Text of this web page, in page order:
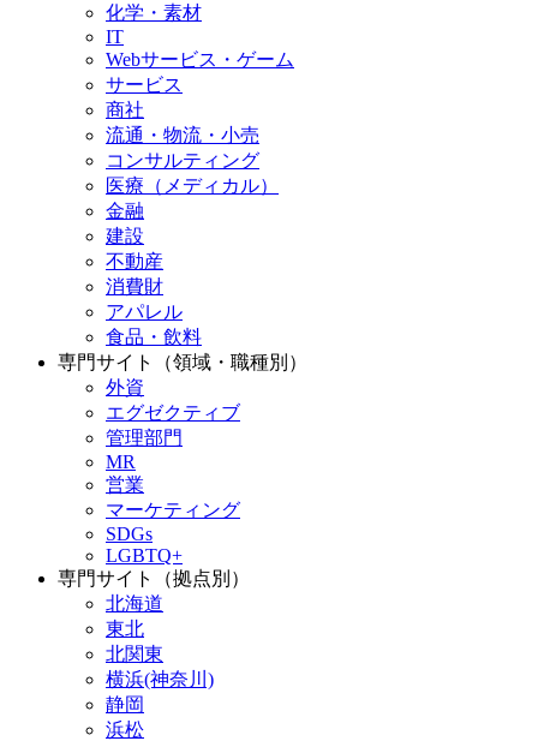
化学・素材
IT
Webサービス・ゲーム
サービス
商社
流通・物流・小売
コンサルティング
医療（メディカル）
金融
建設
不動産
消費財
アパレル
食品・飲料
専門サイト（領域・職種別）
外資
エグゼクティブ
管理部門
MR
営業
マーケティング
SDGs
LGBTQ+
専門サイト（拠点別）
北海道
東北
北関東
横浜(神奈川)
静岡
浜松